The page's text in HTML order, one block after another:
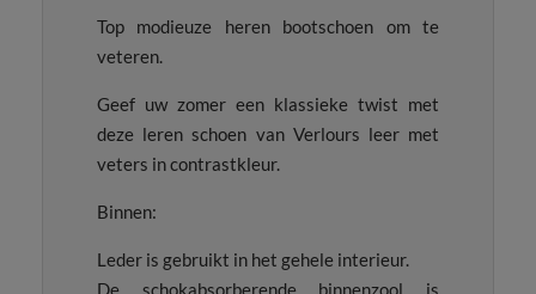
Top modieuze heren bootschoen om te
veteren.
Geef uw zomer een klassieke twist met
deze leren schoen van Verlours leer met
veters in contrastkleur.
Binnen:
Leder is gebruikt in het gehele interieur.
De schokabsorberende binnenzool is